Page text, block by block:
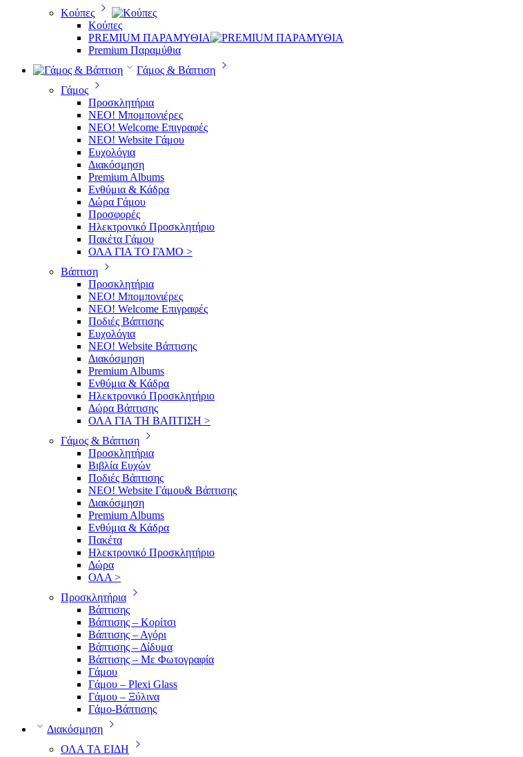
Κούπες
Κούπες
PREMIUM ΠΑΡΑΜΥΘΙΑ
Premium Παραμύθια
Γάμος & Βάπτιση
Γάμος
Προσκλητήρια
ΝΕΟ! Μπομπονιέρες
NEO! Welcome Επιγραφές
ΝΕΟ! Website Γάμου
Ευχολόγια
Διακόσμηση
Premium Albums
Ενθύμια & Κάδρα
Δώρα Γάμου
Προσφορές
Ηλεκτρονικό Προσκλητήριο
Πακέτα Γάμου
ΟΛΑ ΓΙΑ ΤΟ ΓΑΜΟ >
Βάπτιση
Προσκλητήρια
ΝΕΟ! Μπομπονιέρες
NEO! Welcome Επιγραφές
Ποδιές Βάπτισης
Ευχολόγια
ΝΕΟ! Website Βάπτισης
Διακόσμηση
Premium Albums
Ενθύμια & Κάδρα
Ηλεκτρονικό Προσκλητήριο
Δώρα Βάπτισης
ΟΛΑ ΓΙΑ ΤΗ ΒΑΠΤΙΣΗ >
Γάμος & Βάπτιση
Προσκλητήρια
Βιβλία Ευχών
Ποδιές Βάπτισης
ΝΕΟ! Website Γάμου& Βάπτισης
Διακόσμηση
Premium Albums
Ενθύμια & Κάδρα
Πακέτα
Ηλεκτρονικό Προσκλητήριο
Δώρα
ΟΛΑ >
Προσκλητήρια
Βάπτισης
Βάπτισης – Κορίτσι
Βάπτισης – Αγόρι
Βάπτισης – Δίδυμα
Βάπτισης – Με Φωτογραφία
Γάμου
Γάμου – Plexi Glass
Γάμου – Ξύλινα
Γάμο-Βάπτισης
Διακόσμηση
ΟΛΑ ΤΑ ΕΙΔΗ